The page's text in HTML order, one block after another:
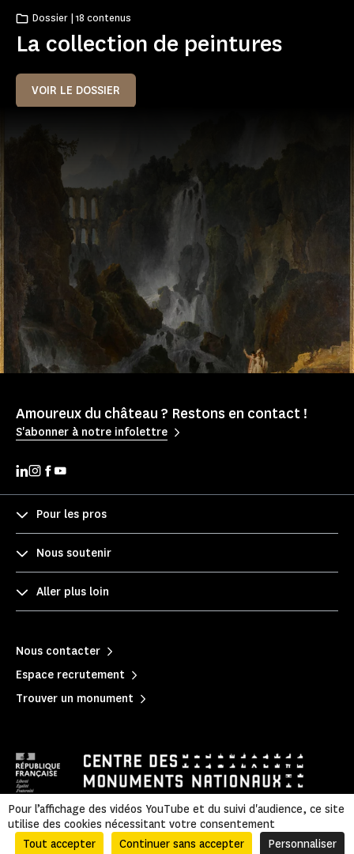
La collection de peintures
Dossier | 18 contenus
VOIR LE DOSSIER
Amoureux du château ? Restons en contact !
S'abonner à notre infolettre
Pour les pros
Nous soutenir
Aller plus loin
Nous contacter
Espace recrutement
Trouver un monument
Mentions légales Politique de confidentialité
|
Informations légales et administratives
| Accessibilité | Plan du site
Pour l’affichage des vidéos YouTube et du suivi d'audience, ce site
utilise des cookies nécessitant votre consentement
Tout accepter
Continuer sans accepter Personnaliser